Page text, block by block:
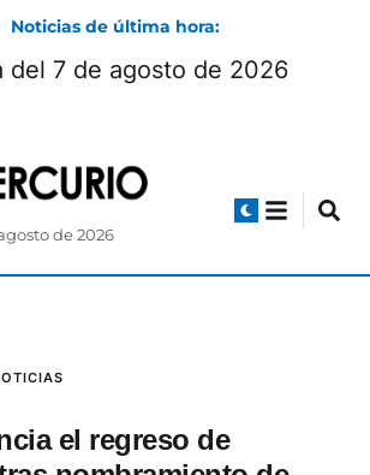
Noticias de última hora:
del 7 de agosto de 2026
de 2026
el regreso de